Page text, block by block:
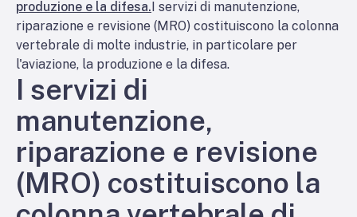
produzione e la difesa.I servizi di manutenzione,
riparazione e revisione (MRO) costituiscono la colonna
vertebrale di molte industrie, in particolare per
l'aviazione, la produzione e la difesa.
I servizi di
manutenzione,
riparazione e revisione
(MRO) costituiscono la